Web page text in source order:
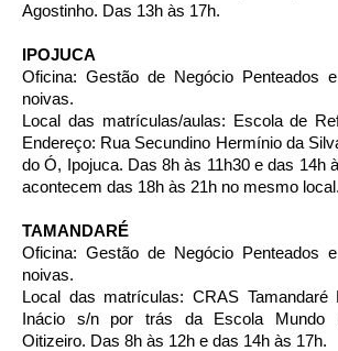
Agostinho. Das 13h às 17h.
IPOJUCA
Oficina: Gestão de Negócio Penteados
noivas.
Local das matrículas/aulas: Escola de
Endereço: Rua Secundino Hermínio da
do Ó, Ipojuca. Das 8h às 11h30 e das 14h
acontecem das 18h às 21h no mesmo local.
TAMANDARÉ
Oficina: Gestão de Negócio Penteados
noivas.
Local das matrículas: CRAS Tamandaré
Inácio s/n por trás da Escola Mundo
Oitizeiro. Das 8h às 12h e das 14h às 17h.